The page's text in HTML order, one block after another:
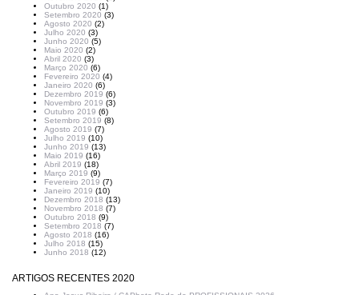
Outubro 2020 (1)
Setembro 2020 (3)
Agosto 2020 (2)
Julho 2020 (3)
Junho 2020 (5)
Maio 2020 (2)
Abril 2020 (3)
Março 2020 (6)
Fevereiro 2020 (4)
Janeiro 2020 (6)
Dezembro 2019 (6)
Novembro 2019 (3)
Outubro 2019 (6)
Setembro 2019 (8)
Agosto 2019 (7)
Julho 2019 (10)
Junho 2019 (13)
Maio 2019 (16)
Abril 2019 (18)
Março 2019 (9)
Fevereiro 2019 (7)
Janeiro 2019 (10)
Dezembro 2018 (13)
Novembro 2018 (7)
Outubro 2018 (9)
Setembro 2018 (7)
Agosto 2018 (16)
Julho 2018 (15)
Junho 2018 (12)
ARTIGOS RECENTES 2020